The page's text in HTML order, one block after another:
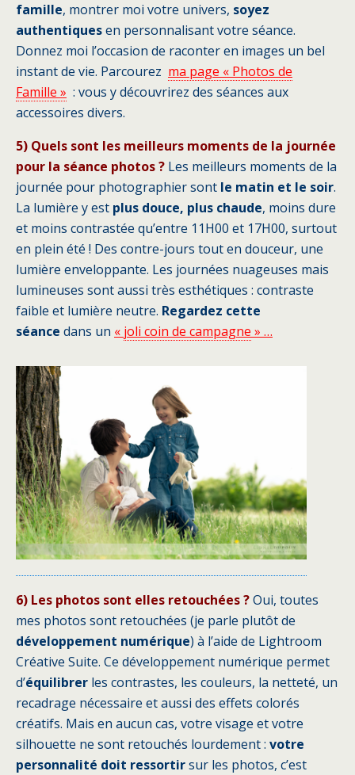
famille, montrer moi votre univers, soyez
authentiquesen personnalisant votre séance.
Donnez moi l’occasion de raconter en images un bel
instant de vie. Parcourez ma page « Photos de
Famille » : vous y découvrirez des séances aux
accessoires divers.
5) Quels sont les meilleurs moments de la journée
pour la séance photos ? Les meilleurs moments de la
journée pour photographier sont le matin et le soir.
La lumière y est plus douce, plus chaude, moins dure
et moins contrastée qu’entre 11H00 et 17H00, surtout
en plein été ! Des contre-jours tout en douceur, une
lumière enveloppante. Les journées nuageuses mais
lumineuses sont aussi très esthétiques : contraste
faible et lumière neutre. Regardez cette
séance dans un « joli coin de campagne » …
6) Les photos sont elles retouchées ?Oui, toutes
mes photos sont retouchées (je parle plutôt de
développement numérique) à l’aide de Lightroom
Créative Suite. Ce développement numérique permet
d’équilibrer les contrastes, les couleurs, la netteté, un
recadrage nécessaire et aussi des effets colorés
créatifs. Mais en aucun cas, votre visage et votre
silhouette ne sont retouchés lourdement : votre
personnalité doit ressortirsur les photos, c’est